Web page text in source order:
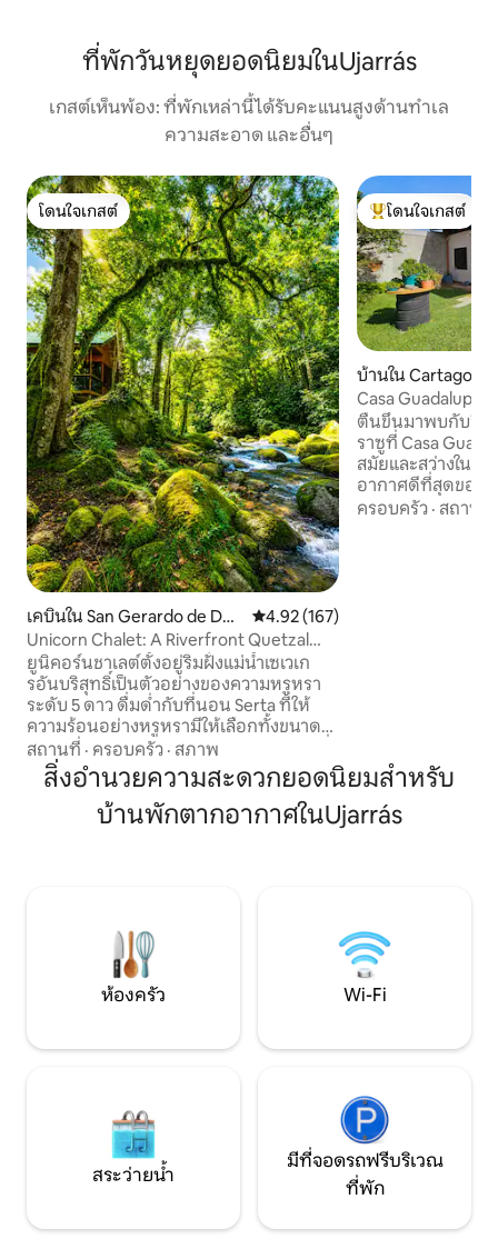
ที่พักวันหยุดยอดนิยมในUjarrás
เกสต์เห็นพ้อง: ที่พักเหล่านี้ได้รับคะแนนสูงด้านทำเล
ความสะอาด และอื่นๆ
โดนใจเกสต์
โดนใจเกสต์
เคบินใน San Gerardo de Dot
a
คะแนนเฉลี่ย 4.92 จาก 5, 167 รีวิว
4.92 (167)
Unicorn Chalet: A Riverfront Quetzal
Paradise!
ยูนิคอร์นชาเลต์ตั้งอยู่ริมฝั่งแม่น้ำเซเวเก
รอันบริสุทธิ์เป็นตัวอย่างของความหรูหรา
ระดับ 5 ดาว ดื่มด่ำกับที่นอน Serta ที่ให้
ความร้อนอย่างหรูหรามีให้เลือกทั้งขนาดคิง
ไซส์และควีนไซส์ล้อมรอบด้วยการตกแต่งที่
สง่างามที่ให้ความอบอุ่นและความซับซ้อน
ห้องน้ำหรูหราและห้องครัวที่มีอุปกรณ์ครบ
ครันช่วยเพิ่มการเข้าพักของคุณในขณะที่
สถานที่ · ครอบครัว · สภาพ
โดนใจเกสต์ที่สุด
โดนใจเกสต์
บ้านใน Cartago
Casa Guadalupe
สวยงาม
ตื่นขึ้นมาพบกับวิว
ราซูที่ Casa
สมัยและสว่างใน
อากาศดีที่สุดของค
ผู้เข้าพักสูงสุด 4 ค
ครอบครัว · สถานที่
สิ่งอำนวยความสะดวกยอดนิยมสำหรับ
บ้านพักตากอากาศในUjarrás
ห้องครัว Wi-Fi
สระว่ายน้ำ
มีที่จอดรถฟรีบริเวณ
ที่พัก